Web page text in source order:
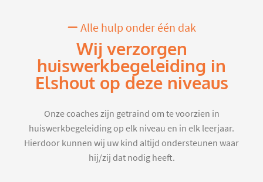
Alle hulp onder één dak
Wij verzorgen
huiswerkbegeleiding in
Elshout op deze niveaus
Onze coaches zijn getraind om te voorzien in
huiswerkbegeleiding op elk niveau en in elk leerjaar.
Hierdoor kunnen wij uw kind altijd ondersteunen waar
hij/zij dat nodig heeft.